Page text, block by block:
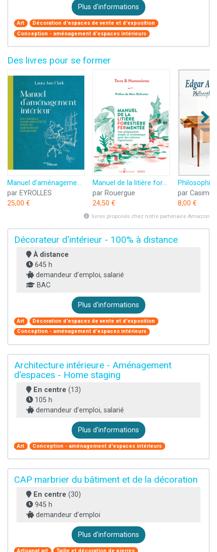
Plus d'informations
Art
Décoration d'espaces de vente et d'exposition
Conception - aménagement d'espaces intérieurs
Des livres pour se former
Manuel d'aménagement intérieur: Les conseils d'une architecture pour un agencement sur-mesure
par EYROLLES
25,00 €
Manuel de la litière forestière fermentée: Une préparation simple et économique pour des cultures vigoureuses
par Rouergue
24,50 €
par Casimiro
8,00 €
livres proposés chez notre partenaire Amazon
Décorateur d'intérieur - 100% à distance
À distance
645 h
demandeur d’emploi, salarié
BAC
Plus d'informations
Art
Décoration d'espaces de vente et d'exposition
Conception - aménagement d'espaces intérieurs
Architecture intérieure - Aménagement
d'espaces - Home staging
En centre (13)
105 h
demandeur d’emploi, salarié
Plus d'informations
Art Conception - aménagement d'espaces intérieurs
CAP marbrier du bâtiment et de la décoration
En centre (30)
945 h
demandeur d’emploi
Plus d'informations